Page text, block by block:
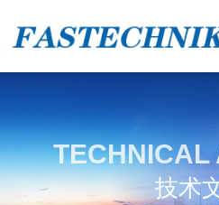
TECHNICAL
技术